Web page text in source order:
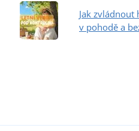
Jak
v pohodě a